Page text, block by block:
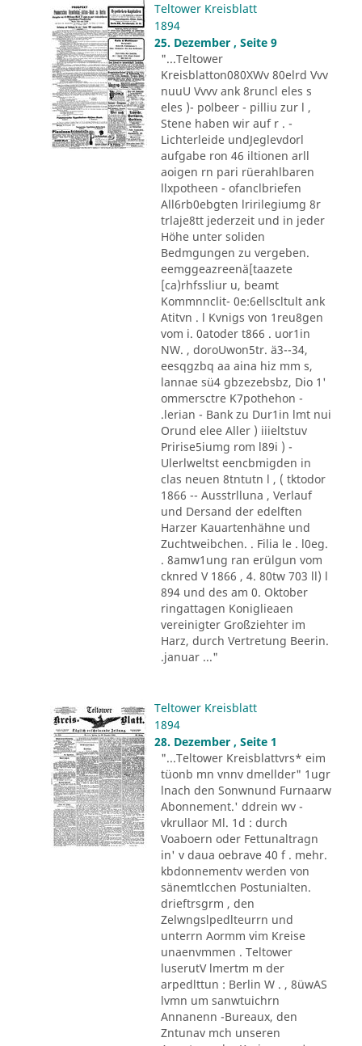
Teltower Kreisblatt
1894
25. Dezember , Seite 9
"...Teltower
Kreisblatton080XWv 80elrd Vvv
nuuU Vvvv ank 8runcl eles s
eles )- polbeer - pilliu zur l ,
Stene haben wir auf r . -
Lichterleide undJeglevdorl
aufgabe ron 46 iltionen arll
aoigen rn pari rüerahlbaren
llxpotheen - ofanclbriefen
All6rb0ebgten lririlegiumg 8r
trlaje8tt jederzeit und in jeder
Höhe unter soliden
Bedmgungen zu vergeben.
eemggeazreenä[taazete
[ca)rhfssliur u, beamt
Kommnnclit- 0e:6ellscltult ank
Atitvn . l Kvnigs von 1reu8gen
vom i. 0atoder t866 . uor1in
NW. , doroUwon5tr. ä3--34,
eesqgzbq aa aina hiz mm s,
lannae sü4 gbzezebsbz, Dio 1'
ommersctre K7pothehon -
.lerian - Bank zu Dur1in lmt nui
Orund elee Aller ) iiieltstuv
Pririse5iumg rom l89i ) -
Ulerlweltst eencbmigden in
clas neuen 8tntutn l , ( tktodor
1866 -- Ausstrlluna , Verlauf
und Dersand der edelften
Harzer Kauartenhähne und
Zuchtweibchen. . Filia le . l0eg.
. 8amw1ung ran erülgun vom
cknred V 1866 , 4. 80tw 703 ll) l
894 und des am 0. Oktober
ringattagen Koniglieaen
vereinigter Großziehter im
Harz, durch Vertretung Beerin.
.januar ..."
Teltower Kreisblatt
1894
28. Dezember , Seite 1
"...Teltower Kreisblattvrs* eim
tüonb mn vnnv dmellder" 1ugr
lnach den Sonwnund Furnaarw
Abonnement.' ddrein wv -
vkrullaor Ml. 1d : durch
Voaboern oder Fettunaltragn
in' v daua oebrave 40 f . mehr.
kbdonnementv werden von
sänemtlcchen Postunialten.
drieftrsgrm , den
Zelwngslpedlteurrn und
unterrn Aormm vim Kreise
unaenvmmen . Teltower
luserutV lmertm m der
arpedlttun : Berlin W . , 8üwAS
lvmn um sanwtuichrn
Annanenn -Bureaux, den
Zntunav mch unseren